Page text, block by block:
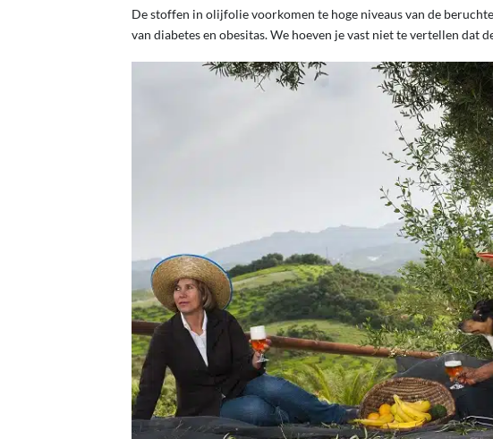
De stoffen in olijfolie voorkomen te hoge niveaus van de
van diabetes en obesitas. We hoeven je vast niet te vertellen dat